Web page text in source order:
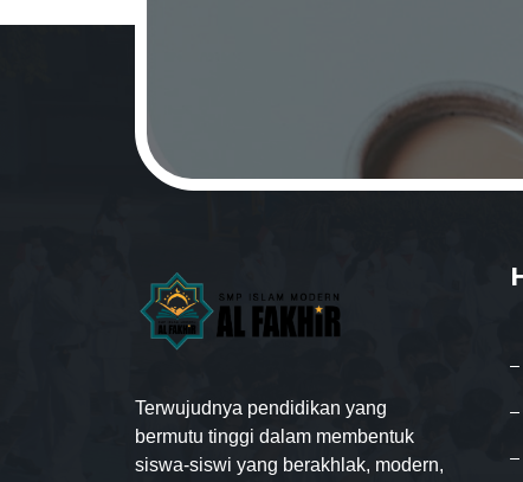
Terwujudnya pendidikan yang
bermutu tinggi dalam membentuk
siswa-siswi yang berakhlak, modern,